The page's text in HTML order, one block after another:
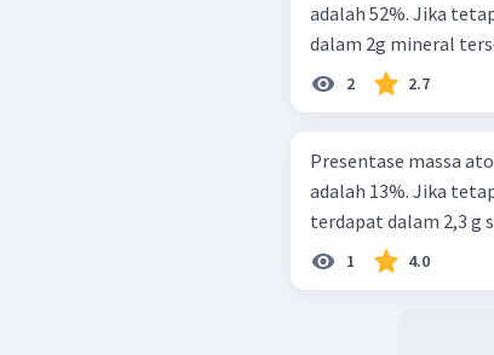
adalah 52%. Jika
dalam 2g mineral
2 2.7
Presentase massa
adalah 13%. Jika
terdapat dalam 2,3 g
1 4.0